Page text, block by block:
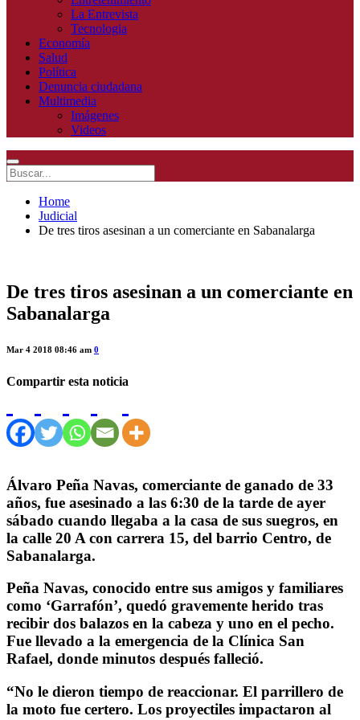
La Entrevista
Tecnologia
Economía
Salud
Política
Denuncia ciudadana
Multimedia
Imágenes
Videos
Home
Judicial
De tres tiros asesinan a un comerciante en Sabanalarga
De tres tiros asesinan a un comerciante en
Sabanalarga
Mar 4 2018 08:46 am 0
Compartir esta noticia
Álvaro Peña Navas, comerciante de ganado de 33
años, fue asesinado a las 6:30 de la tarde de ayer
sábado cuando llegaba a la casa de sus suegros, en
la calle 20 A con carrera 15, del barrio Centro, de
Sabanalarga.
Peña Navas, conocido entre sus amigos y familiares
como ‘Garrafón’, quedó gravemente herido tras
recibir dos balazos en la cabeza y uno en el pecho.
Fue llevado a la emergencia de la Clínica San
Rafael, donde minutos después falleció.
“No le dieron tiempo de reaccionar. El parrillero de
la moto fue certero. Los proyectiles impactaron al